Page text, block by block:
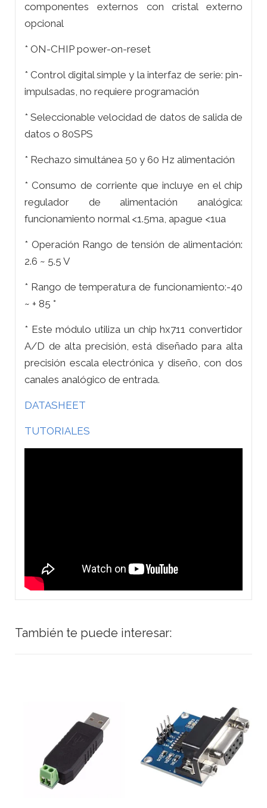
componentes externos con cristal externo
opcional
* ON-CHIP power-on-reset
* Control digital simple y la interfaz de serie: pin-
impulsadas, no requiere programación
* Seleccionable velocidad de datos de salida de
datos o 80SPS
* Rechazo simultánea 50 y 60 Hz alimentación
* Consumo de corriente que incluye en el chip
regulador de alimentación analógica:
funcionamiento normal <1.5ma, apague <1ua
* Operación Rango de tensión de alimentación:
2.6 ~ 5.5 V
* Rango de temperatura de funcionamiento:-40
~ + 85 °
* Este módulo utiliza un chip hx711 convertidor
A/D de alta precisión, está diseñado para alta
precisión escala electrónica y diseño, con dos
canales analógico de entrada.
DATASHEET
TUTORIALES
También te puede interesar: